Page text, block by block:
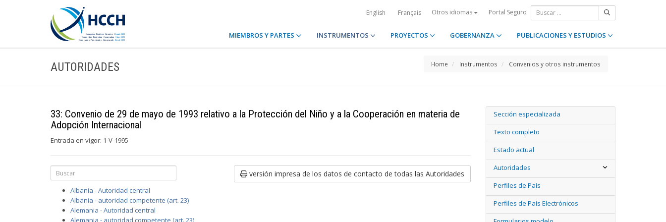
English Français Otros idiomas Portal Seguro
MIEMBROS Y PARTES INSTRUMENTOS PROYECTOS GOBERNANZA PUBLICACIONES Y ESTUDIOS
AUTORIDADES Home Instrumentos Convenios y otros instrumentos
33: Convenio de 29 de mayo de 1993 relativo a la Protección del Niño y a la Cooperación en materia de
Adopción Internacional
Entrada en vigor: 1-V-1995
versión impresa de los datos de contacto de todas las Autoridades
Albania - Autoridad central
Albania - autoridad competente (art. 23)
Alemania - Autoridad central
Alemania - autoridad competente (art. 23)
Sección especializada
Texto completo
Estado actual
Autoridades
Perfiles de País
Perfiles de País Electrónicos